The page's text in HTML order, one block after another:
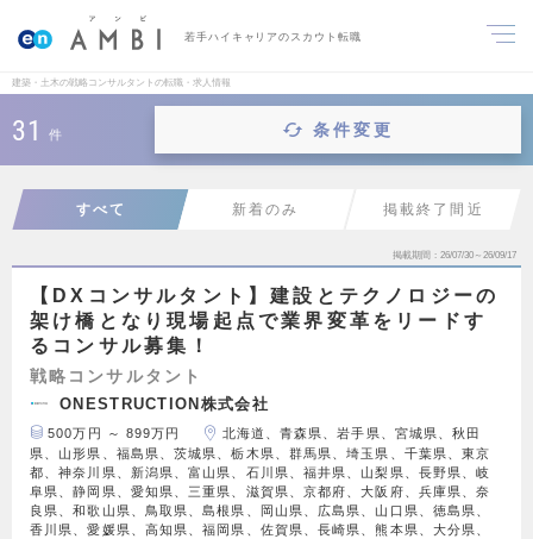
若手ハイキャリアのスカウト転職
建築・土木の戦略コンサルタントの転職・求人情報
31 件 条件変更
すべて 新着のみ 掲載終了間近
掲載期間 26/07/30～26/09/17
【DXコンサルタント】建設とテクノロジーの
架け橋となり現場起点で業界変革をリードす
るコンサル募集！
戦略コンサルタント
ONESTRUCTION株式会社
500万円 ～ 899万円
北海道、青森県、岩手県、宮城県、秋田
県、山形県、福島県、茨城県、栃木県、群馬県、埼玉県、千葉県、東京
都、神奈川県、新潟県、富山県、石川県、福井県、山梨県、長野県、岐
阜県、静岡県、愛知県、三重県、滋賀県、京都府、大阪府、兵庫県、奈
良県、和歌山県、鳥取県、島根県、岡山県、広島県、山口県、徳島県、
香川県、愛媛県、高知県、福岡県、佐賀県、長崎県、熊本県、大分県、